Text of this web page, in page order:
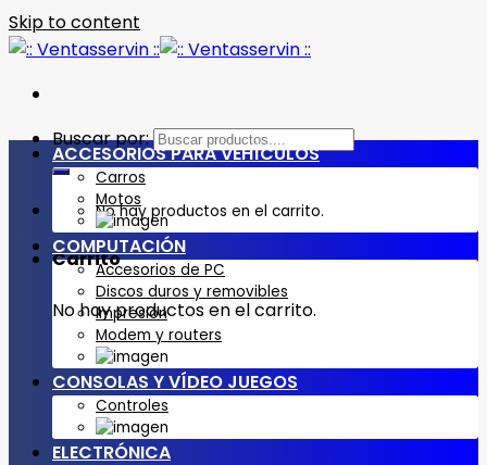
Skip to content
Buscar por:
No hay productos en el carrito.
Carrito
No hay productos en el carrito.
ACCESORIOS PARA VEHÍCULOS
Carros
Motos
COMPUTACIÓN
Accesorios de PC
Discos duros y removibles
Impresión
Modem y routers
CONSOLAS Y VÍDEO JUEGOS
Controles
ELECTRÓNICA